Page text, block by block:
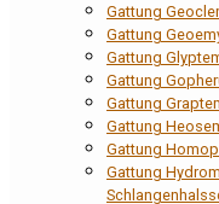
Gattung
Gattung
Gattung
Gattung
Gattung
Gattung
Gattung
Gattung